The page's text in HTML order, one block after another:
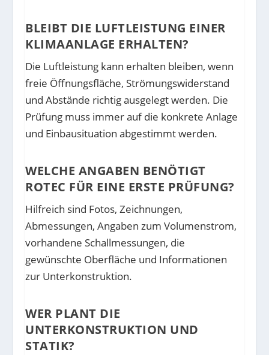
BLEIBT DIE LUFTLEISTUNG EINER
KLIMAANLAGE ERHALTEN?
Die Luftleistung kann erhalten bleiben, wenn
freie Öffnungsfläche, Strömungswiderstand
und Abstände richtig ausgelegt werden. Die
Prüfung muss immer auf die konkrete Anlage
und Einbausituation abgestimmt werden.
WELCHE ANGABEN BENÖTIGT
ROTEC FÜR EINE ERSTE PRÜFUNG?
Hilfreich sind Fotos, Zeichnungen,
Abmessungen, Angaben zum Volumenstrom,
vorhandene Schallmessungen, die
gewünschte Oberfläche und Informationen
zur Unterkonstruktion.
WER PLANT DIE
UNTERKONSTRUKTION UND
STATIK?